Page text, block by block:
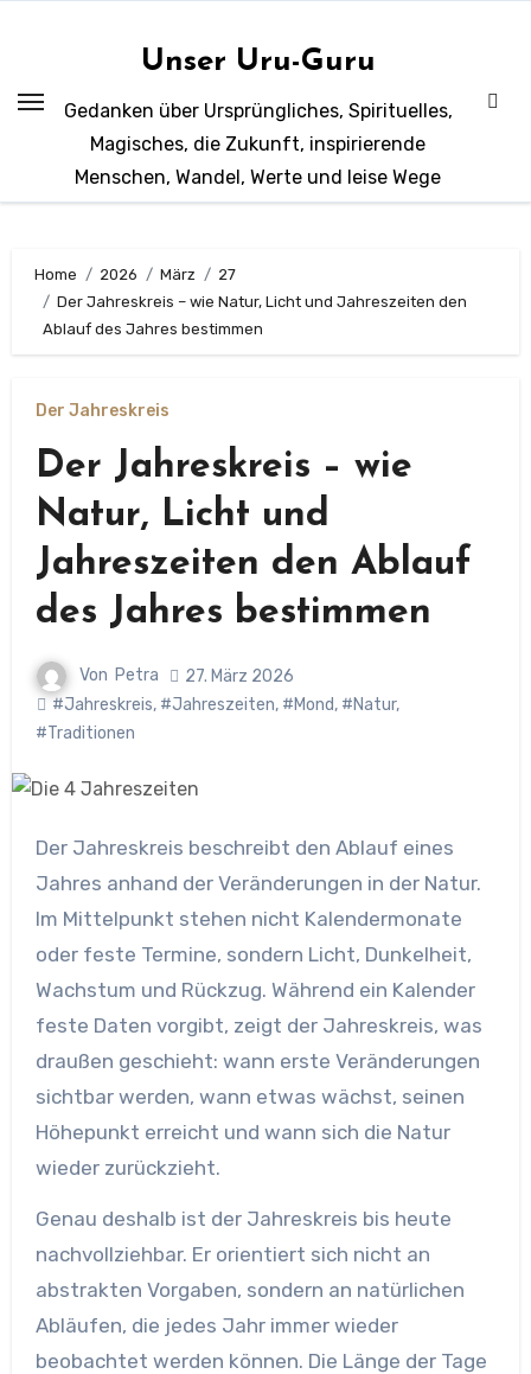
Unser Uru-Guru
Gedanken über Ursprüngliches, Spirituelles,
Magisches, die Zukunft, inspirierende
Menschen, Wandel, Werte und leise Wege
Home 2026 März
27
Der Jahreskreis – wie Natur, Licht und Jahreszeiten den
Ablauf des Jahres bestimmen
Der Jahreskreis
Der Jahreskreis – wie
Natur, Licht und
Jahreszeiten den Ablauf
des Jahres bestimmen
Von Petra
27. März 2026
#Jahreskreis, #Jahreszeiten, #Mond, #Natur,
#Traditionen
Der Jahreskreis beschreibt den Ablauf eines
Jahres anhand der Veränderungen in der Natur.
Im Mittelpunkt stehen nicht Kalendermonate
oder feste Termine, sondern Licht, Dunkelheit,
Wachstum und Rückzug. Während ein Kalender
feste Daten vorgibt, zeigt der Jahreskreis, was
draußen geschieht: wann erste Veränderungen
sichtbar werden, wann etwas wächst, seinen
Höhepunkt erreicht und wann sich die Natur
wieder zurückzieht.
Genau deshalb ist der Jahreskreis bis heute
nachvollziehbar. Er orientiert sich nicht an
abstrakten Vorgaben, sondern an natürlichen
Abläufen, die jedes Jahr immer wieder
beobachtet werden können. Die Länge der Tage